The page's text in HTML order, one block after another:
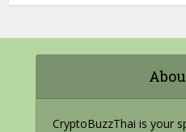
CryptoBuzzThai is your